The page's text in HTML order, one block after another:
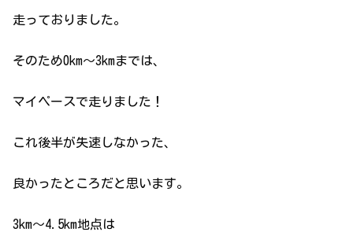
走っておりました。
そのため0km～3kmまでは、
マイペースで走りました！
これ後半が失速しなかった、
良かったところだと思います。
3km～4.5km地点は